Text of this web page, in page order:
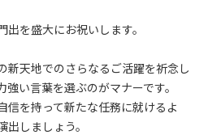
を盛大にお祝いします。
新天地でのさらなるご活躍を祈念し
い言葉を選ぶのがマナーです。
信を持って新たな任務に就けるよ
しましょう。